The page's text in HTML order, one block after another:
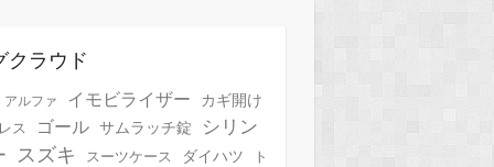
クラウド
アルファ イモビライザー
カギ開け
ス
ゴール サムラッチ錠
シリン
スズキ スーツケース ダイハツ ト